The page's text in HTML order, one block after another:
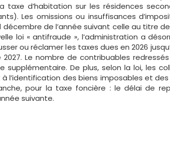
taxe d’habitation sur les résidences
Les omissions ou insuffisances
décembre de l’année suivant celle au titre
loi « antifraude », l’administration a
ou réclamer les taxes dues en 2026
2027. Le nombre de contribuables
supplémentaire. De plus, selon la loi, les
l’identification des biens imposables et
pour la taxe foncière : le délai de
suivante.